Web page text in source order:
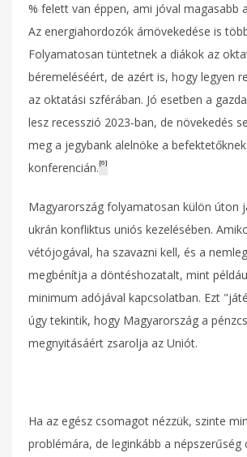
% felett van éppen, ami jóval magasabb
Az energiahordozók árnövekedése is
Folyamatosan tüntetnek a diákok az
béremeléséért, de azért is, hogy legyen
az oktatási szférában. Jó esetben a
lesz recesszió 2023-ban, de növekedés
meg a jegybank alelnöke a
konferencián. [6]
Magyarország folyamatosan külön úton
ukrán konfliktus uniós kezelésében.
vétójogával, ha szavazni kell, és a
megbénítja a döntéshozatalt, mint
minimum adójával kapcsolatban. Ezt
úgy tekintik, hogy Magyarország a
megnyitásáért zsarolja az Uniót.
Ha az egész csomagot nézzük, szinte
problémára, de leginkább a népszerűség